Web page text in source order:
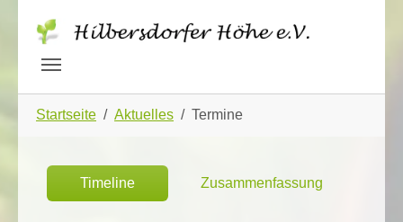
Startseite Aktuelles Termine
Timeline Zusammenfassung